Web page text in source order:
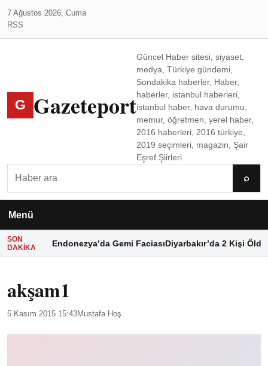
7 Ağustos 2026, Cuma
RSS
G Gazeteport
Güncel Haber sitesi, siyaset,
medya, Türkiye gündemi,
Sondakika haberler, Haber,
haberler, istanbul haberleri,
istanbul haber, hava durumu,
memur, öğretmen, yerel haber,
2016 haberleri, 2016 türkiye,
2019 seçimleri, magazin, Şair
Eşref Şiirleri
⌕
Menü
SON
DAKIKA
Endonezya’da Gemi FaciasıDiyarbakır’da 2 Kişi Öldü
akşam1
5 Kasım 2015 15:43Mustafa Hoş